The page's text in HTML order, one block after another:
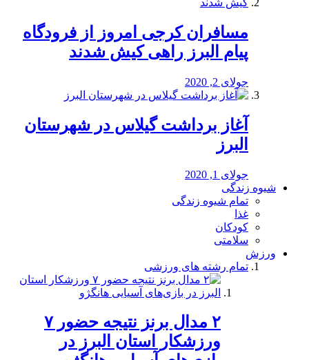
مسافران کرجی امروز از فرودگاه
پیام البرز راهی کیش شدند
جولای 2, 2020
آغاز برداشت گیلاس در شهرستان
البرز
جولای 1, 2020
شیوه زندگی
تمام شیوه زندگی
غذا
کودکان
سلامتی
ورزش
تمام رشته های ورزشی
۲ مدال برنز نتیجه حضور ۷
ورزشکار استان البرز در